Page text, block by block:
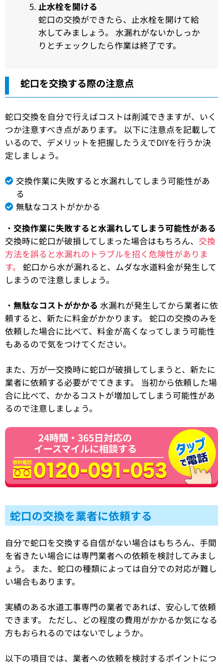
止水栓を開ける
蛇口の交換ができたら、止水栓を開けて給
水してみましょう。 水漏れがないかしっか
りとチェックしたら作業は終了です。
蛇口を交換する際の注意点
蛇口交換を自分で行えばコストは削減できますが、いく
つか注意すべき点があります。 以下に注意点を記載して
いるので、デメリットを把握したうえでDIYを行うか決
定しましょう。
交換作業に失敗すると水漏れしてしまう可能性があ
る
無駄なコストがかかる
・ 交換作業に失敗すると水漏れしてしまう可能性がある
交換時に蛇口が破損してしまった場合はもちろん、 交換
方法を誤ると水漏れのトラブルを招く危険性がありま
す。
蛇口から水が漏れると、ムダな水道料金が発生して
しまうので注意しましょう。
・ 無駄なコストがかかる 水漏れが発生してから業者に依
頼すると、新たに料金がかかります。 蛇口の交換のみを
依頼した場合に比べて、料金が高くなってしまう可能性
もあるので気をつけてください。
また、万が一交換時に蛇口が破損してしまうと、新たに
業者に依頼する必要がでてきます。 当初から依頼した場
合に比べて、かかるコストが増加してしまう可能性があ
るので注意しましょう。
24時間・365日対応の
イースマイルに相談する
蛇口の交換を業者に依頼する
自分で蛇口を交換する自信がない場合はもちろん、手間
を省きたい場合には専門業者への依頼を検討してみまし
ょう。 また、蛇口の種類によっては自分での対応が難し
い場合もあります。
実績のある水道工事専門の業者であれば、安心して依頼
できます。 ただし、どの程度の費用がかかるか気になる
方もおられるのではないでしょうか。
以下の項目では、業者への依頼を検討するポイントにつ